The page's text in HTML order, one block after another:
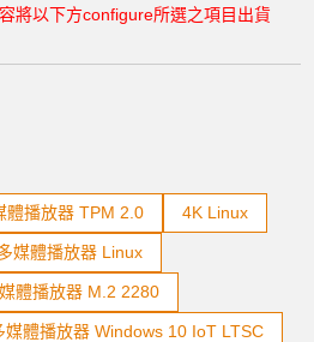
將以下方configure所選之項目出貨
體播放器 TPM 2.0 4K Linux
媒體播放器 Linux
體播放器 M.2 2280
媒體播放器 Windows 10 IoT LTSC
加入購物車